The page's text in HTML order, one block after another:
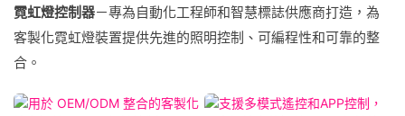
霓虹燈控制器－專為自動化工程師和智慧標誌供應商打造，為
客製化霓虹燈裝置提供先進的照明控制、可編程性和可靠的整
合。